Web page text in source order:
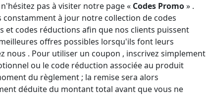
pas à visiter notre page « Codes Promo» .
constamment à jour notre collection de codes
et codes réductions afin que nos clients puissent
offres possibles lorsqu'ils font leurs
nous . Pour utiliser un coupon , inscrivez simplement
ou le code réduction associée au produit
du règlement ; la remise sera alors
déduite du montant total avant que vous ne